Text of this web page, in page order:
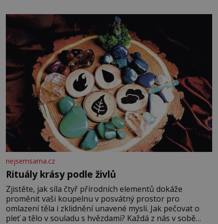
fyzický ani psychický nátlak. Syn brněnského řezníka
chce být knězem a
nejsemsama.cz
Rituály krásy podle živlů
Zjistěte, jak síla čtyř přírodních elementů dokáže
proměnit vaši koupelnu v posvátný prostor pro
omlazení těla i zklidnění unavené mysli. Jak pečovat o
pleť a tělo v souladu s hvězdami? Každá z nás v sobě